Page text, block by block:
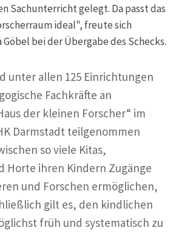
Sachunterricht gelegt. Da passt das
ideal", freute sich
bei der Übergabe des Schecks.
unter allen 125 Einrichtungen
Fachkräfte an
der kleinen Forscher“ im
Darmstadt teilgenommen
so viele Kitas,
Horte ihren Kindern Zugänge
und Forschen ermöglichen,
gilt es, den kindlichen
früh und systematisch zu